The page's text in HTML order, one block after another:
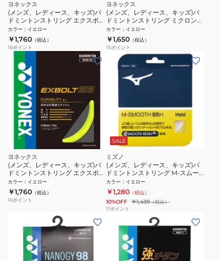
ヨネックス
(メンズ、レディース、キッズ)バ
ドミントンストリング エクスボル
ト63 BGXB63-004
カラー ： イエロー
￥1,760 （税込）
16ポイント
ヨネックス
(メンズ、レディース、キッズ)バ
ドミントンストリング ミクロン
80 BG80-004
カラー ： イエロー
￥1,650 （税込）
15ポイント
ヨネックス
(メンズ、レディース、キッズ)バ
ドミントンストリング エクスボル
ト68 BGXB68-004
カラー ： イエロー
￥1,760 （税込）
16ポイント
SALE
ミズノ
(メンズ、レディース、キッズ)バ
ドミントンストリング M-スムー
ス 65H 73JGA93045
カラー ： イエロー
￥1,280 （税込）
10%OFF ￥1,430（税込）
11ポイント